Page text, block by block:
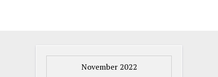
November 2022